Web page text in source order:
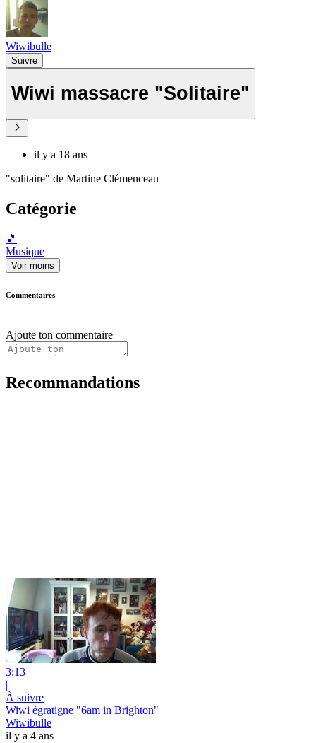
Wiwibulle
Suivre
Wiwi massacre "Solitaire"
il y a 18 ans
"solitaire" de Martine Clémenceau
Catégorie
🎵
Musique
Voir moins
Commentaires
Ajoute ton commentaire
Recommandations
3:13
|
À suivre
Wiwi égratigne "6am in Brighton"
Wiwibulle
il y a 4 ans